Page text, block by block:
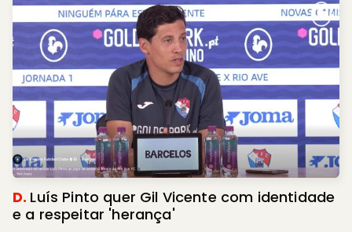
D. Luís Pinto quer Gil Vicente com identidade
e a respeitar 'herança'